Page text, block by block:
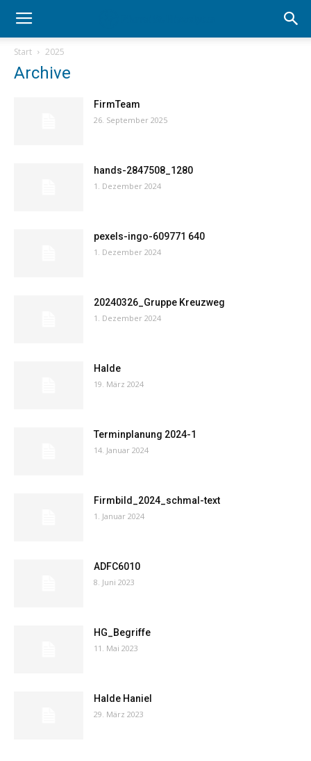
Start 2025
Archive
FirmTeam
26. September 2025
hands-2847508_1280
1. Dezember 2024
pexels-ingo-609771 640
1. Dezember 2024
20240326_Gruppe Kreuzweg
1. Dezember 2024
Halde
19. März 2024
Terminplanung 2024-1
14. Januar 2024
Firmbild_2024_schmal-text
1. Januar 2024
ADFC6010
8. Juni 2023
HG_Begriffe
11. Mai 2023
Halde Haniel
29. März 2023